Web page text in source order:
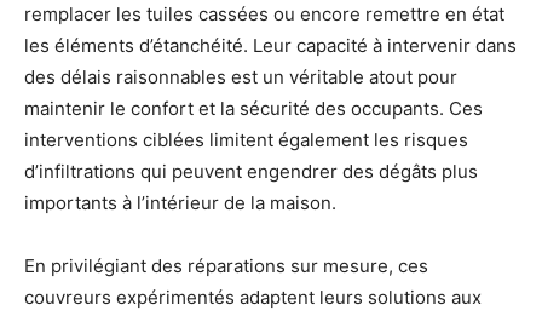
remplacer les tuiles cassées ou encore remettre en état
les éléments d’étanchéité. Leur capacité à intervenir dans
des délais raisonnables est un véritable atout pour
maintenir le confort et la sécurité des occupants. Ces
interventions ciblées limitent également les risques
d’infiltrations qui peuvent engendrer des dégâts plus
importants à l’intérieur de la maison.
En privilégiant des réparations sur mesure, ces
couvreurs expérimentés adaptent leurs solutions aux